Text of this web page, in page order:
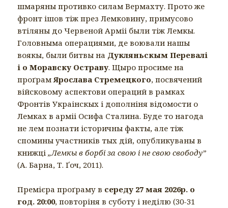
шмаряны противко силам Вермахту. Прото же
фронт ішов тіж през Лемковину, примусово
втіляны до Червеной Арміі были тіж Лемкы.
Головныма операциями, де воювали нашы
воякы, были битвы на Дукляньскым Перевалі
і о Моравску Остраву. Щыро просиме на
проґрамЯрослава Стремецкого, посвячений
війсковому аспектови операций в рамках
Фронтів Украінскых і дополніня відомости о
Лемках в арміі Осифа Сталина. Буде то нагода
не лем познати історичны факты, але тіж
спомины участників тых дій, опубликуваны в
книжці„Лемкы в борбі за свою і не свою свободу”
(А. Барна, Т. Ґоч, 2011).
Премієра проґраму в середу 27 мая 2026р. о
год. 20:00, повторіня в суботу і неділю (30-31